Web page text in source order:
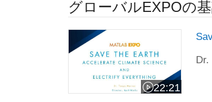
グローバルEXPOの
Save the Earth: 地球科学と
22:21
ビデオの長さ
Dr.